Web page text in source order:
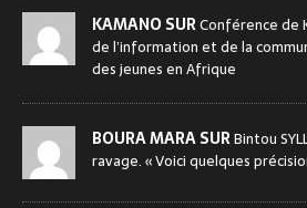
KAMANO SURConférence de
de l’information et de la
des jeunes en Afrique
BOURA MARA SURBintou
ravage. « Voici quelques